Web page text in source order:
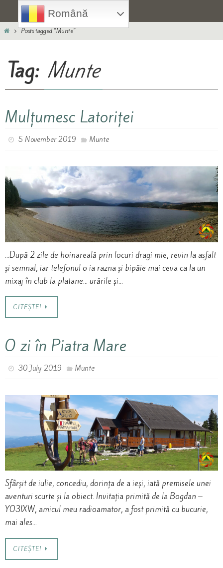
content
HomePosts tagged "Munte"
Tag: Munte
Mulțumesc Latoriței
5 November 2019 Munte
…După 2 zile de hoinareală prin locuri dragi mie, revin la asfalt
și semnal, iar telefonul o ia razna și bipăie mai ceva ca la un
mixaj în club la platane… urările și…
CITEȘTE!
O zi în Piatra Mare
30 July 2019 Munte
Sfârșit de iulie, concediu, dorința de a ieși, iată premisele unei
aventuri scurte și la obiect. Invitația primită de la Bogdan –
YO3IXW, amicul meu radioamator, a fost primită cu bucurie,
mai ales…
CITEȘTE!
Română